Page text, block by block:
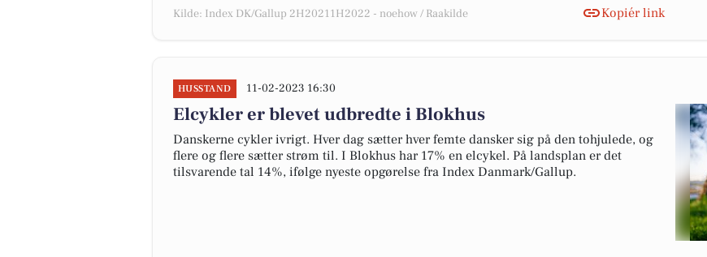
Kilde: Index DK/Gallup 2H20211H2022 - noehow / Raakilde Kopiér link
HUSSTAND 11-02-2023 16:30
Elcykler er blevet udbredte i Blokhus
Danskerne cykler ivrigt. Hver dag sætter hver femte dansker sig på den tohjulede, og
flere og flere sætter strøm til. I Blokhus har 17% en elcykel. På landsplan er det
tilsvarende tal 14%, ifølge nyeste opgørelse fra Index Danmark/Gallup.